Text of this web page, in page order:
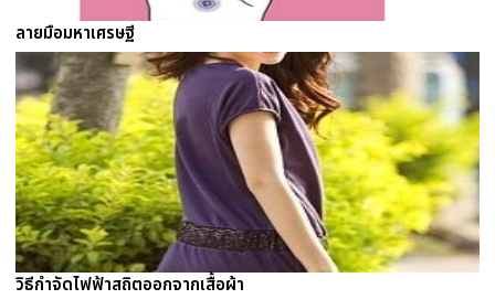
ลายมือมหาเศรษฐี
วิธีกำจัดไฟฟ้าสถิตออกจากเสื้อผ้า